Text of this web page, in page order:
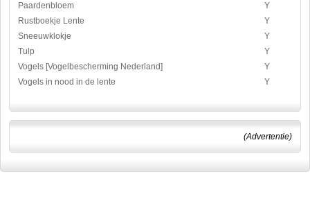
Paardenbloem
Y
Rustboekje Lente
Y
Sneeuwklokje
Y
Tulp
Y
Vogels [Vogelbescherming Nederland]
Y
Vogels in nood in de lente
Y
(Advertentie)